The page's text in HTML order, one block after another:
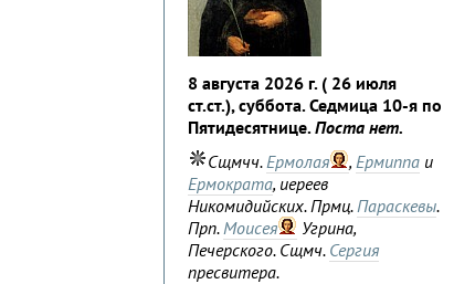
8 августа 2026 г. ( 26 июля
ст.ст.), суббота. Седмица 10-я по
Пятидесятнице.Поста нет.
Сщмчч.Ермолая , Ермиппа и
Ермократа, иереев
Никомидийских. Прмц.Параскевы.
Прп.Моисея
Угрина,
Печерского. Сщмч. Сергия
пресвитера.